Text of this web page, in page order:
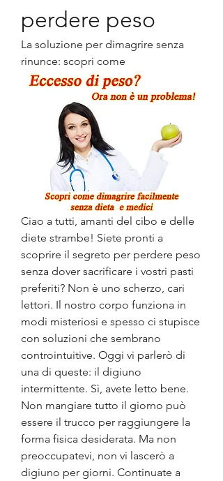
perdere peso
La soluzione per dimagrire senza
rinunce: scopri come
Ciao a tutti, amanti del cibo e delle
diete strambe! Siete pronti a
scoprire il segreto per perdere peso
senza dover sacrificare i vostri pasti
preferiti? Non è uno scherzo, cari
lettori. Il nostro corpo funziona in
modi misteriosi e spesso ci stupisce
con soluzioni che sembrano
controintuitive. Oggi vi parlerò di
una di queste: il digiuno
intermittente. Sì, avete letto bene.
Non mangiare tutto il giorno può
essere il trucco per raggiungere la
forma fisica desiderata. Ma non
preoccupatevi, non vi lascerò a
digiuno per giorni. Continuate a